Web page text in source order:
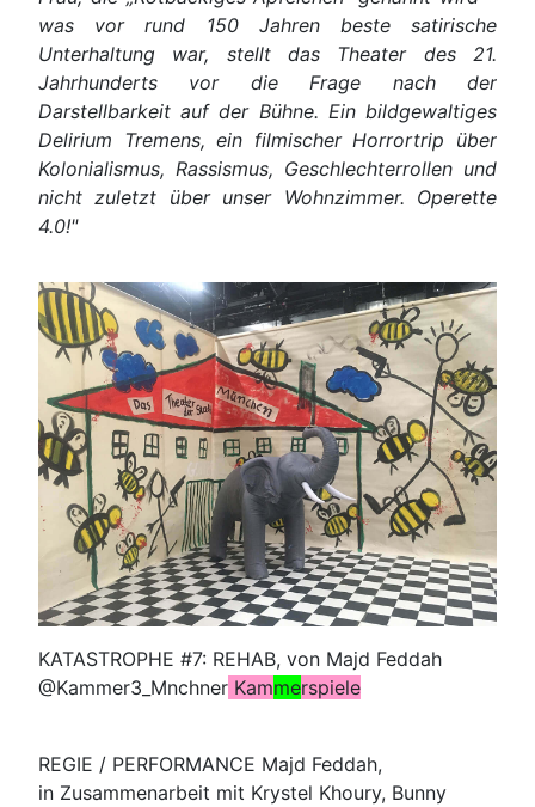
was vor rund 150 Jahren beste satirische
Unterhaltung war, stellt das Theater des 21.
Jahrhunderts vor die Frage nach der
Darstellbarkeit auf der Bühne. Ein bildgewaltiges
Delirium Tremens, ein filmischer Horrortrip über
Kolonialismus, Rassismus, Geschlechterrollen und
nicht zuletzt über unser Wohnzimmer. Operette
4.0!"
KATASTROPHE #7: REHAB, von Majd Feddah
@Kammer3_Mnchner Kammerspiele
REGIE / PERFORMANCE Majd Feddah,
in Zusammenarbeit mit Krystel Khoury, Bunny